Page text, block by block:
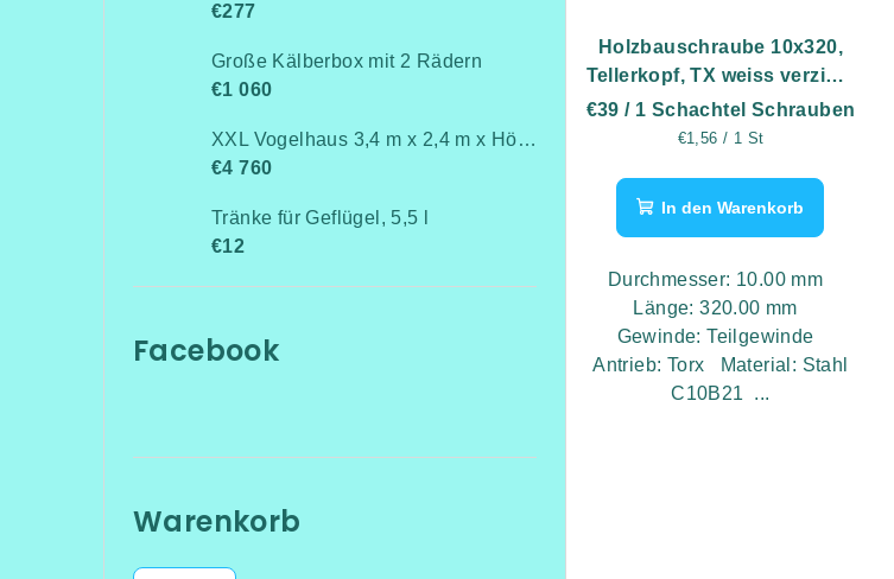
€277
Große Kälberbox mit 2 Rädern
€1 060
XXL Vogelhaus 3,4 m x 2,4 m x Höhe 2,6 m
€4 760
Tränke für Geflügel, 5,5 l
€12
Facebook
Warenkorb
Holzbauschraube 10x320,
Tellerkopf, TX weiss verzinkt
- 25 Stk
€39/ 1 Schachtel Schrauben
Verkaufspreis:
€1,56 / 1 St
In den Warenkorb
Durchmesser: 10.00 mm
Länge: 320.00 mm
Gewinde: Teilgewinde
Antrieb: Torx Material: Stahl
C10B21 ...